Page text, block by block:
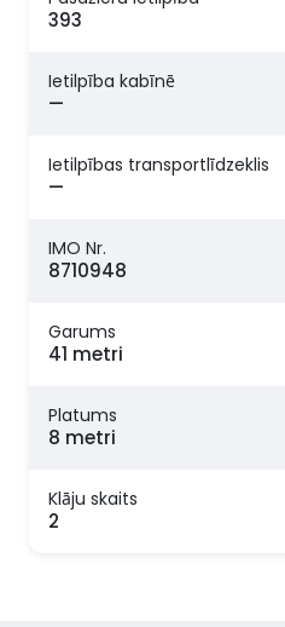
393
Ietilpība kabīnē
—
Ietilpības transportlīdzeklis
—
IMO Nr.
8710948
Garums
41 metri
Platums
8 metri
Klāju skaits
2